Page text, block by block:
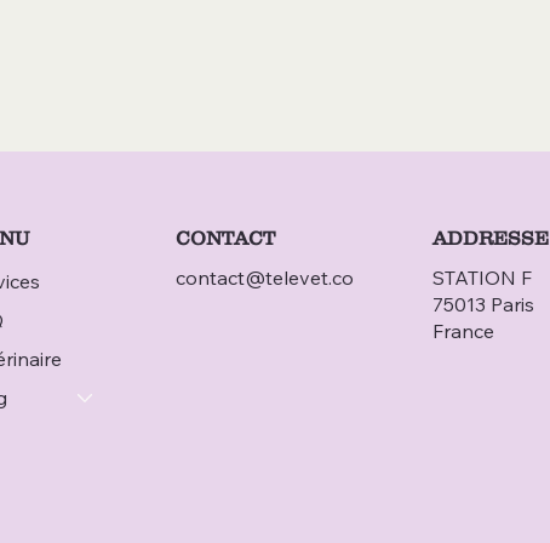
CONTACT
contact@televet.co
ADDRESSE
STATION F
75013 Paris
France